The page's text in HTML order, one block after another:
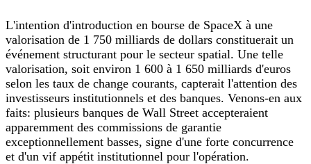
L'intention d'introduction en bourse de SpaceX à une
valorisation de 1 750 milliards de dollars constituerait un
événement structurant pour le secteur spatial. Une telle
valorisation, soit environ 1 600 à 1 650 milliards d'euros
selon les taux de change courants, capterait l'attention des
investisseurs institutionnels et des banques. Venons-en aux
faits: plusieurs banques de Wall Street accepteraient
apparemment des commissions de garantie
exceptionnellement basses, signe d'une forte concurrence
et d'un vif appétit institutionnel pour l'opération.